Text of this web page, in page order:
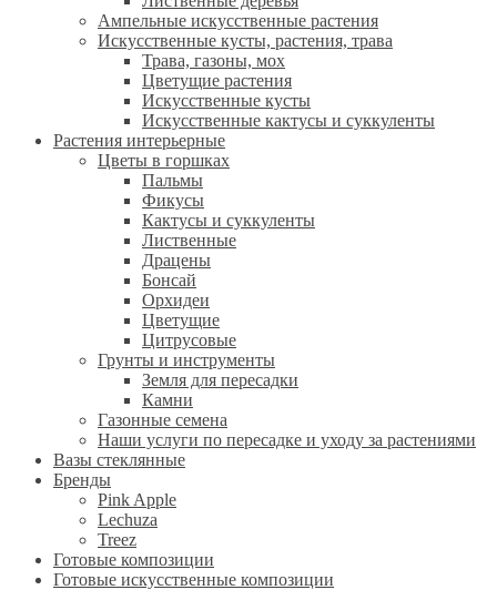
Ампельные искусственные растения
Искусственные кусты, растения, трава
Трава, газоны, мох
Цветущие растения
Искусственные кусты
Искусственные кактусы и суккуленты
Растения интерьерные
Цветы в горшках
Пальмы
Фикусы
Кактусы и суккуленты
Лиственные
Драцены
Бонсай
Орхидеи
Цветущие
Цитрусовые
Грунты и инструменты
Земля для пересадки
Камни
Газонные семена
Наши услуги по пересадке и уходу за растениями
Вазы стеклянные
Бренды
Pink Apple
Lechuza
Treez
Готовые композиции
Готовые искусственные композиции